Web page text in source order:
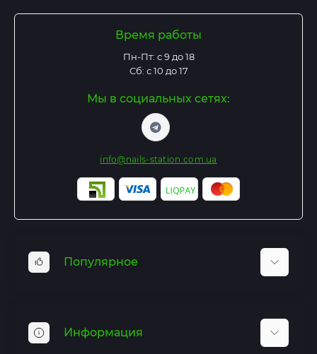
Время работы
Пн-Пт: с 9 до 18
Сб: с 10 до 17
Мы в социальных сетях:
info@nails-station.com.ua
Популярное
Гель лаки
Гель для наращивания
Информация